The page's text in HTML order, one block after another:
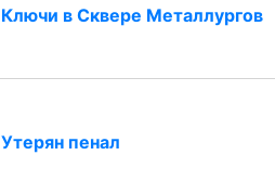
Ключи в Сквере Металлургов
Утерян пенал